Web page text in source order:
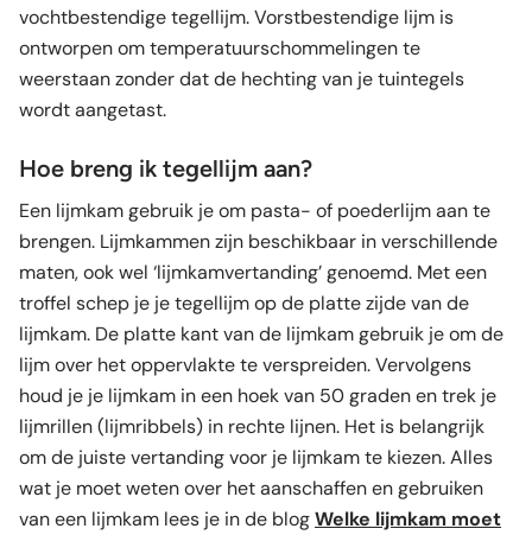
vochtbestendige tegellijm. Vorstbestendige lijm is
ontworpen om temperatuurschommelingen te
weerstaan zonder dat de hechting van je tuintegels
wordt aangetast.
Hoe breng ik tegellijm aan?
Een lijmkam gebruik je om pasta- of poederlijm aan te
brengen. Lijmkammen zijn beschikbaar in verschillende
maten, ook wel ‘lijmkamvertanding’ genoemd. Met een
troffel schep je je tegellijm op de platte zijde van de
lijmkam. De platte kant van de lijmkam gebruik je om de
lijm over het oppervlakte te verspreiden. Vervolgens
houd je je lijmkam in een hoek van 50 graden en trek je
lijmrillen (lijmribbels) in rechte lijnen. Het is belangrijk
om de juiste vertanding voor je lijmkam te kiezen. Alles
wat je moet weten over het aanschaffen en gebruiken
van een lijmkam lees je in de blogWelke lijmkam moet